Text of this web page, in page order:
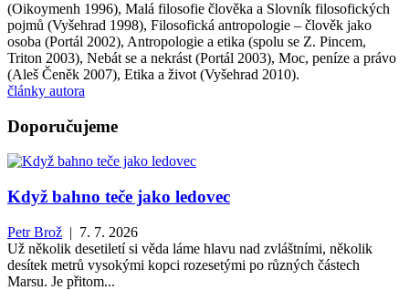
(Oikoymenh 1996), Malá filosofie člověka a Slovník filosofických
pojmů (Vyšehrad 1998), Filosofická antropologie – člověk jako
osoba (Portál 2002), Antropologie a etika (spolu se Z. Pincem,
Triton 2003), Nebát se a nekrást (Portál 2003), Moc, peníze a právo
(Aleš Čeněk 2007), Etika a život (Vyšehrad 2010).
články autora
Doporučujeme
Když bahno teče jako ledovec
Petr Brož | 7. 7. 2026
Už několik desetiletí si věda láme hlavu nad zvláštními, několik
desítek metrů vysokými kopci rozesetými po různých částech
Marsu. Je přitom...